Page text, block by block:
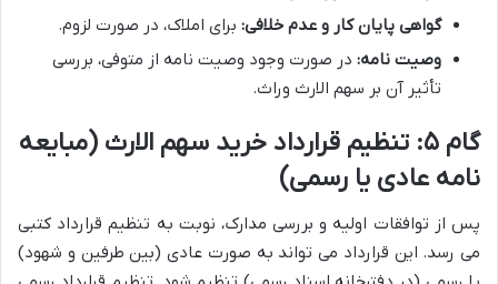
گواهی پایان کار و عدم خلافی: برای املاک، در صورت لزوم.
وصیت نامه: در صورت وجود وصیت نامه از متوفی، بررسی
تأثیر آن بر سهم الارث وراث.
گام ۵: تنظیم قرارداد خرید سهم الارث (مبایعه
نامه عادی یا رسمی)
پس از توافقات اولیه و بررسی مدارک، نوبت به تنظیم قرارداد کتبی
می رسد. این قرارداد می تواند به صورت عادی (بین طرفین و شهود)